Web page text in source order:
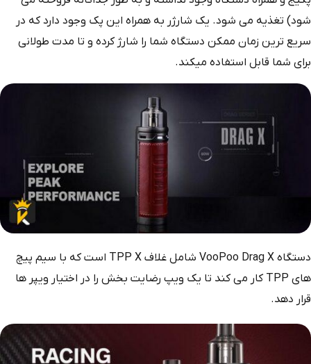
شود) تغذیه می شود. یک شارژر به همراه این پک وجود دارد که در
سریع ترین زمان ممکن دستگاه شما را شارژ کرده و تا مدت طولانی
برای شما قابل استفاده میکند.
دستگاه VooPoo Drag X شامل غلاف TPP X است که با سیم پیچ
های TPP کار می کند تا یک ویپ رضایت بخش را در اختیار ویپر ها
قرار دهد.